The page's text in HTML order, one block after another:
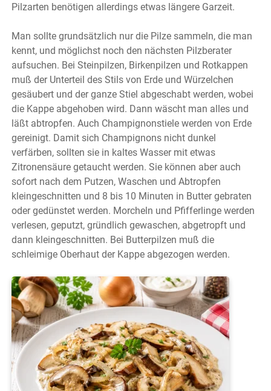
Pilzarten benötigen allerdings etwas längere Garzeit.
Man sollte grundsätzlich nur die Pilze sammeln, die man
kennt, und möglichst noch den nächsten Pilzberater
aufsuchen. Bei Steinpilzen, Birkenpilzen und Rotkappen
muß der Unterteil des Stils von Erde und Würzelchen
gesäubert und der ganze Stiel abgeschabt werden, wobei
die Kappe abgehoben wird. Dann wäscht man alles und
läßt abtropfen. Auch Champignonstiele werden von Erde
gereinigt. Damit sich Champignons nicht dunkel
verfärben, sollten sie in kaltes Wasser mit etwas
Zitronensäure getaucht werden. Sie können aber auch
sofort nach dem Putzen, Waschen und Abtropfen
kleingeschnitten und 8 bis 10 Minuten in Butter gebraten
oder gedünstet werden. Morcheln und Pfifferlinge werden
verlesen, geputzt, gründlich gewaschen, abgetropft und
dann kleingeschnitten. Bei Butterpilzen muß die
schleimige Oberhaut der Kappe abgezogen werden.